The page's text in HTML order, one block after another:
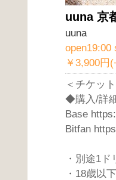
uuna 京
uuna
open19:00
￥3,900円
＜チケッ
◆購入/詳
Base
Bitfan
・別途1
・18歳以